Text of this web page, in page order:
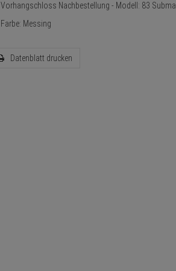
Vorhangschloss Nachbestellung - Modell: 83
Farbe: Messing
Datenblatt drucken